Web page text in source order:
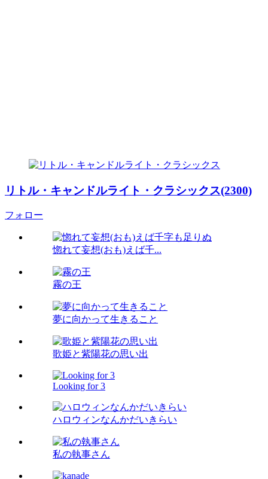
リトル・キャンドルライト・クラシックス(2300)
フォロー
惚れて妄想(おも)えば千...
霧の王
夢に向かって生きること
歌姫と紫陽花の思い出
Looking for 3
ハロウィンなんかだいきらい
私の執事さん